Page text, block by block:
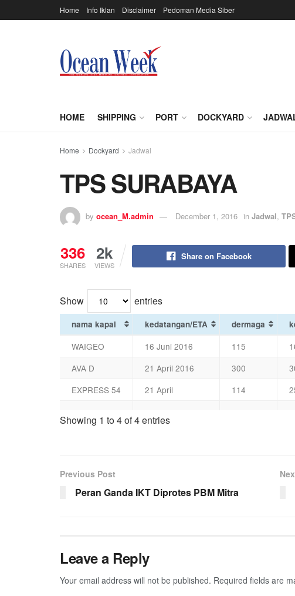
Home Info Iklan Disclaimer Pedoman Media Siber
HOME SHIPPING PORT DOCKYARD
Home Dockyard Jadwal
TPS SURABAYA
by ocean_M.admin December 1, 2016 in Jadwal,
336
SHARES
2k
VIEWS
Share on Facebook
Show entries
nama kapal kedatangan/ETA dermaga
WAIGEO 16 Juni 2016 115
AVA D
21 April 2016 300
EXPRESS 54
21 April 114
Showing 1 to 4 of 4 entries
Previous Post
Peran Ganda IKT Diprotes PBM Mitra
Leave a Reply
Your email address will not be published. Required fields are